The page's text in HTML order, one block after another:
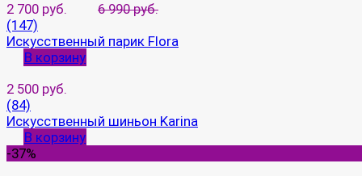
2 700 руб.
6 990 руб.
(147)
Искусственный парик Flora
В корзину
2 500 руб.
(84)
Искусственный шиньон Karina
В корзину
-37%